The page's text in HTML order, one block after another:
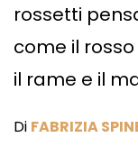
rossetti
come il
il rame e il
Di FABRIZIA